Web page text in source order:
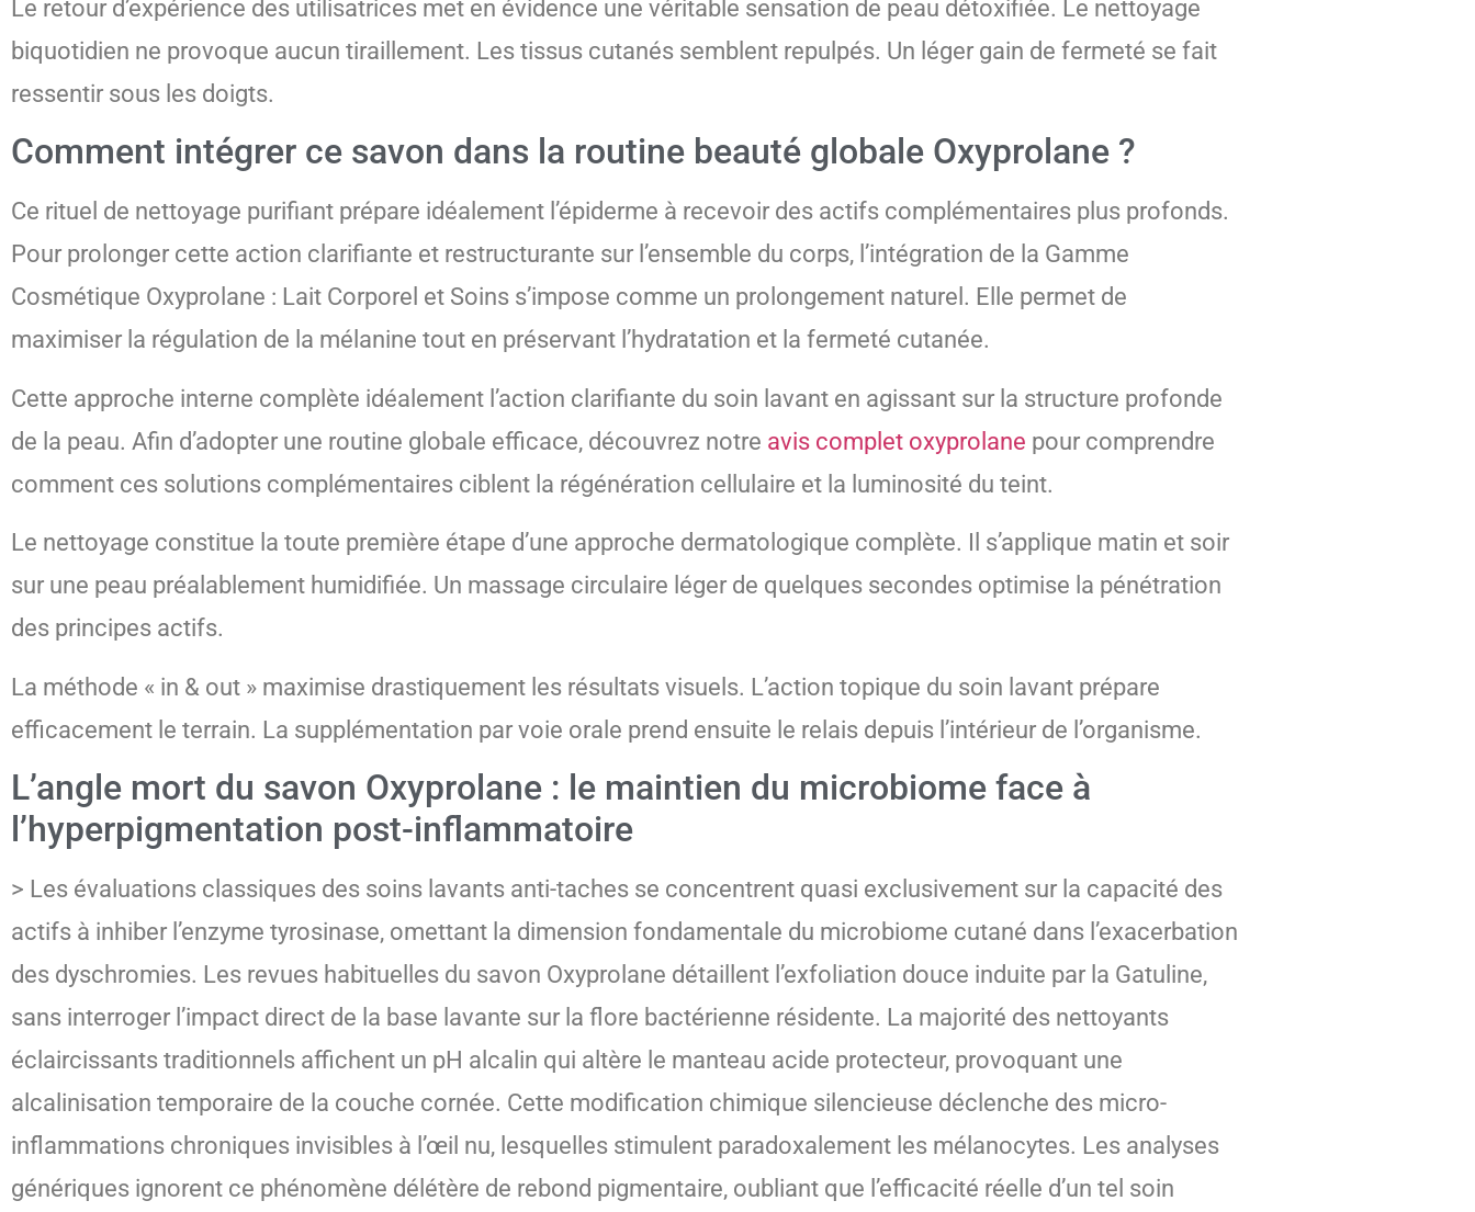
Le retour d’expérience des utilisatrices met en évidence une véritable sensation de peau détoxifiée. Le nettoyage
biquotidien ne provoque aucun tiraillement. Les tissus cutanés semblent repulpés. Un léger gain de fermeté se fait
ressentir sous les doigts.
Comment intégrer ce savon dans la routine beauté globale Oxyprolane ?
Ce rituel de nettoyage purifiant prépare idéalement l’épiderme à recevoir des actifs complémentaires plus profonds.
Pour prolonger cette action clarifiante et restructurante sur l’ensemble du corps, l’intégration de la Gamme
Cosmétique Oxyprolane : Lait Corporel et Soins s’impose comme un prolongement naturel. Elle permet de
maximiser la régulation de la mélanine tout en préservant l’hydratation et la fermeté cutanée.
Cette approche interne complète idéalement l’action clarifiante du soin lavant en agissant sur la structure profonde
de la peau. Afin d’adopter une routine globale efficace, découvrez notre avis complet oxyprolane pour comprendre
comment ces solutions complémentaires ciblent la régénération cellulaire et la luminosité du teint.
Le nettoyage constitue la toute première étape d’une approche dermatologique complète. Il s’applique matin et soir
sur une peau préalablement humidifiée. Un massage circulaire léger de quelques secondes optimise la pénétration
des principes actifs.
La méthode « in & out » maximise drastiquement les résultats visuels. L’action topique du soin lavant prépare
efficacement le terrain. La supplémentation par voie orale prend ensuite le relais depuis l’intérieur de l’organisme.
L’angle mort du savon Oxyprolane : le maintien du microbiome face à
l’hyperpigmentation post-inflammatoire
> Les évaluations classiques des soins lavants anti-taches se concentrent quasi exclusivement sur la capacité des
actifs à inhiber l’enzyme tyrosinase, omettant la dimension fondamentale du microbiome cutané dans l’exacerbation
des dyschromies. Les revues habituelles du savon Oxyprolane détaillent l’exfoliation douce induite par la Gatuline,
sans interroger l’impact direct de la base lavante sur la flore bactérienne résidente. La majorité des nettoyants
éclaircissants traditionnels affichent un pH alcalin qui altère le manteau acide protecteur, provoquant une
alcalinisation temporaire de la couche cornée. Cette modification chimique silencieuse déclenche des micro-
inflammations chroniques invisibles à l’œil nu, lesquelles stimulent paradoxalement les mélanocytes. Les analyses
génériques ignorent ce phénomène délétère de rebond pigmentaire, oubliant que l’efficacité réelle d’un tel soin